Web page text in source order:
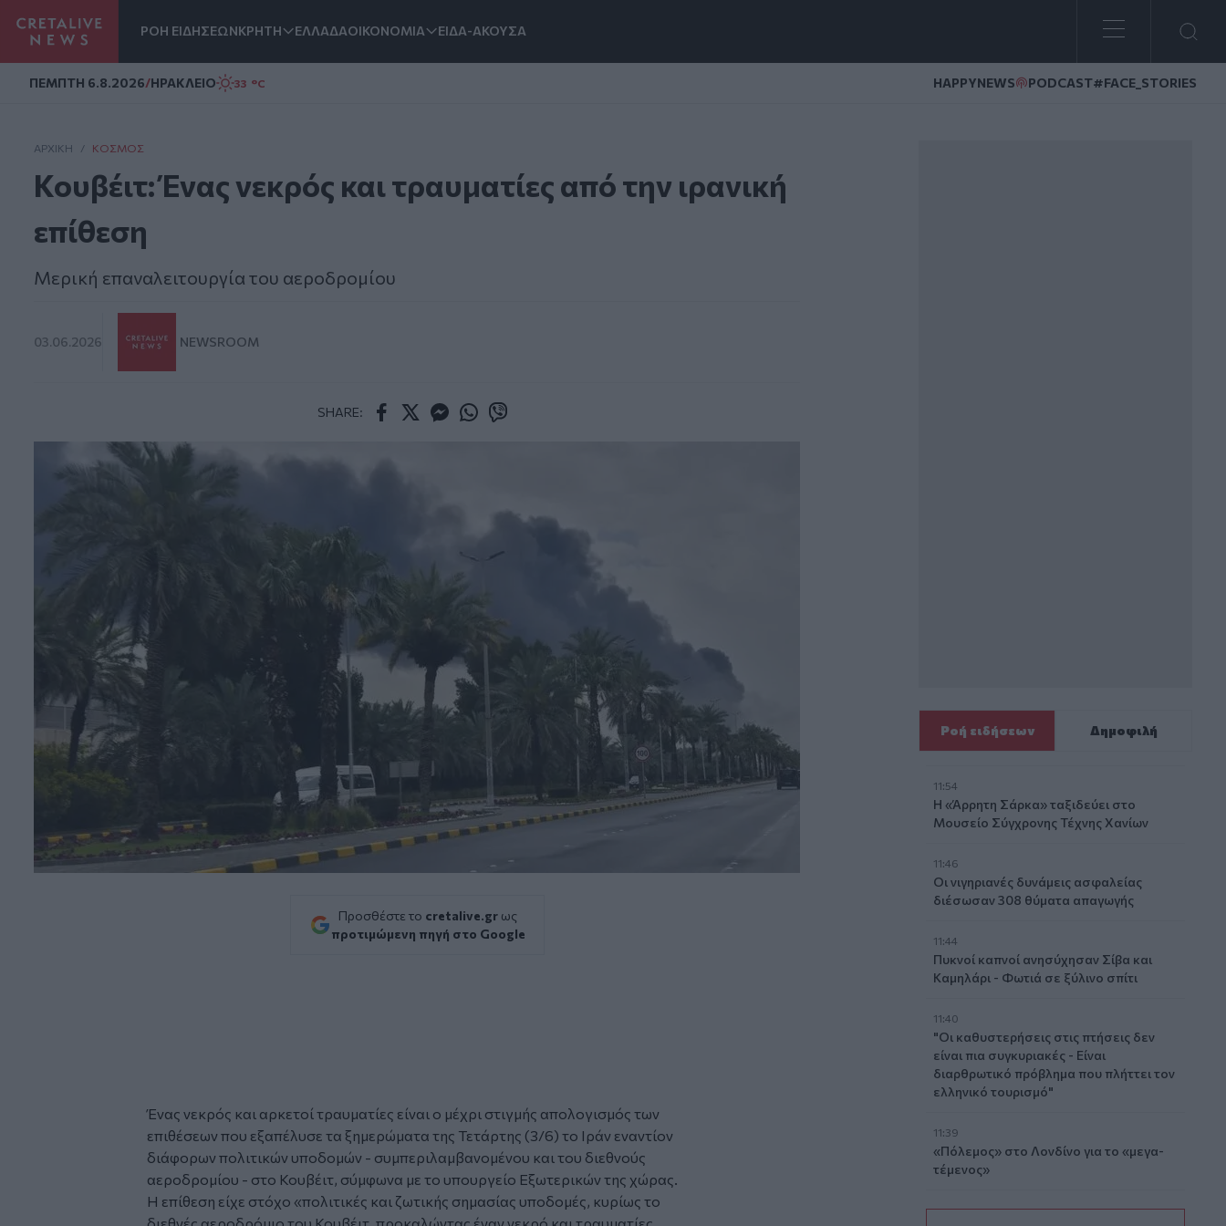
ΡΟΗ ΕΙΔΗΣΕΩΝΚΡΗΤΗ ΕΛΛΑΔΑΟΙΚΟΝΟΜΙΑ ΕΙΔΑ-ΑΚΟΥΣΑ
ΠΕΜΠΤΗ 6.8.2026/ΗΡΑΚΛΕΙΟ 33 °C HAPPYNEWS PODCAST#FACE_STORIES
ΑΡΧΙΚΗ / ΚΌΣΜΟΣ
Κουβέιτ: Ένας νεκρός και τραυματίες από την ιρανική
επίθεση
Μερική επαναλειτουργία του αεροδρομίου
03.06.2026 NEWSROOM
SHARE:
Προσθέστε το cretalive.gr ως
προτιμώμενη πηγή στο Google
Ένας νεκρός και αρκετοί τραυματίες είναι ο μέχρι στιγμής απολογισμός των
επιθέσεων που εξαπέλυσε τα ξημερώματα της Τετάρτης (3/6) το Ιράν εναντίον
διάφορων πολιτικών υποδομών - συμπεριλαμβανομένου και του διεθνούς
αεροδρομίου - στο Κουβέιτ, σύμφωνα με το υπουργείο Εξωτερικών της χώρας.
Η επίθεση είχε στόχο «πολιτικές και ζωτικής σημασίας υποδομές, κυρίως το
Ροή ειδήσεων Δημοφιλή
11:54
Η «Άρρητη Σάρκα» ταξιδεύει στο
Μουσείο Σύγχρονης Τέχνης Χανίων
11:46
Οι νιγηριανές δυνάμεις ασφαλείας
διέσωσαν 308 θύματα απαγωγής
11:44
Πυκνοί καπνοί ανησύχησαν Σίβα και
Καμηλάρι - Φωτιά σε ξύλινο σπίτι
11:40
"Οι καθυστερήσεις στις πτήσεις δεν
είναι πια συγκυριακές - Είναι
διαρθρωτικό πρόβλημα που πλήττει τον
ελληνικό τουρισμό"
11:39
«Πόλεμος» στο Λονδίνο για το «μεγα-
τέμενος»
11:36